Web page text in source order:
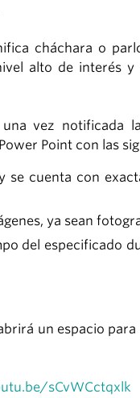
cháchara o
alto de interés y
vez notificada
Point con las
cuenta con
ya sean
del especificado
un espacio
sCvWCctqxlk